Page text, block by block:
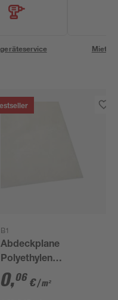
B1
Abdeckplane
Polyethylen
transparent 4 x 5 m
0,06 €/ m²